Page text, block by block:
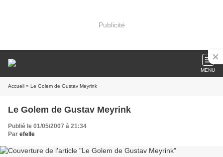
Publicité
MENU
Accueil » Le Golem de Gustav Meyrink
Le Golem de Gustav Meyrink
Publié le 01/05/2007 à 21:34
Par efelle